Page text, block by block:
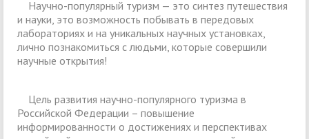
Научно-популярный туризм — это синтез путешествия
и науки, это возможность побывать в передовых
лабораториях и на уникальных научных установках,
лично познакомиться с людьми, которые совершили
научные открытия!
Цель развития научно-популярного туризма в
Российской Федерации – повышение
информированности о достижениях и перспективах